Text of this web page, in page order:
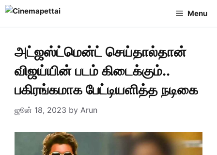
Skip
Menu
அட்ஜஸ்ட்மென்ட் செய்தால்தான்
விஜய்யின் படம் கிடைக்கும்..
பகிரங்கமாக பேட்டியளித்த நடிகை
ஜூன் 18, 2023 by Arun